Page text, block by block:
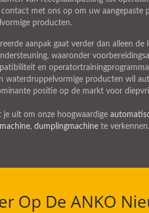
contact met ons op om uw aangepaste
producten.
aanpak gaat verder dan alleen
waaronder
en
waterdruppelvormige producten wil
positie op de markt voor
je uit om onze hoogwaardige
, dumplingmachine te verkennen.
Op De ANKO